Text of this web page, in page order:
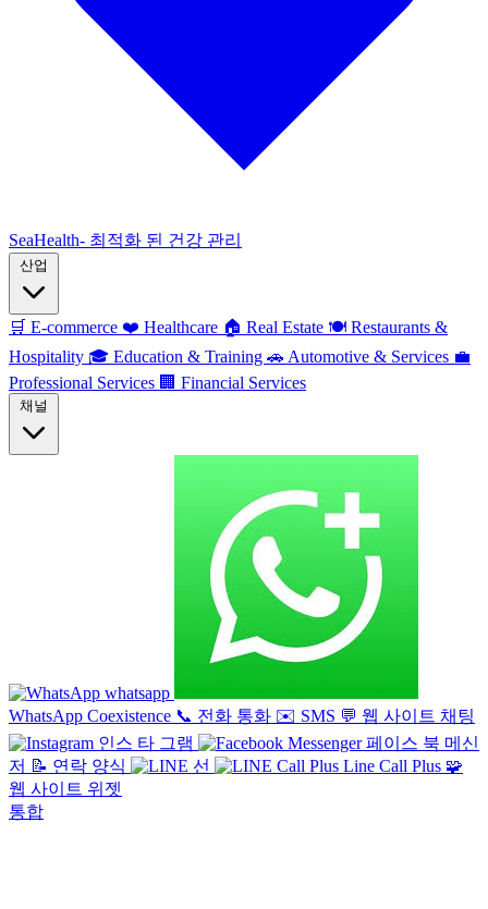
SeaHealth- 최적화 된 건강 관리
🛒 E-commerce ❤️ Healthcare 🏠 Real Estate 🍽️ Restaurants &
Hospitality 🎓 Education & Training 🚗 Automotive & Services 💼
Professional Services 🏢 Financial Services
whatsapp
WhatsApp Coexistence 📞 전화 통화 ✉️ SMS 💬 웹 사이트 채팅
인스 타 그램
페이스 북 메신
저 📝 연락 양식 선 Line Call Plus 🧩
웹 사이트 위젯
통합